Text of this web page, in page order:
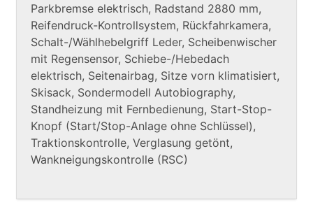
Parkbremse elektrisch, Radstand 2880 mm,
Reifendruck-Kontrollsystem, Rückfahrkamera,
Schalt-/Wählhebelgriff Leder, Scheibenwischer
mit Regensensor, Schiebe-/Hebedach
elektrisch, Seitenairbag, Sitze vorn klimatisiert,
Skisack, Sondermodell Autobiography,
Standheizung mit Fernbedienung, Start-Stop-
Knopf (Start/Stop-Anlage ohne Schlüssel),
Traktionskontrolle, Verglasung getönt,
Wankneigungskontrolle (RSC)